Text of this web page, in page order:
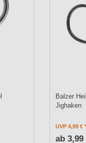
Balzer
Jighaken
UVP 4,99 €
ab 3,99